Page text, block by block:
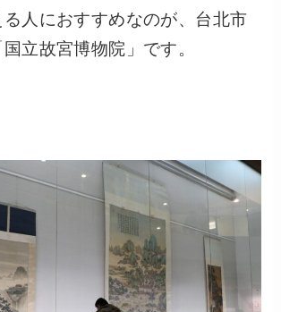
人におすすめなのが、台北市
立故宮博物院」です。